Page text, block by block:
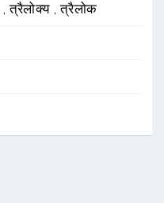
,त्रैलोक्य ,त्रैलोक